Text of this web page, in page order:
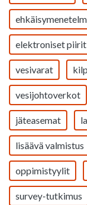
elektroniset piirit
vesivarat
vesijohtoverkot
jäteasemat
lisäävä valmistus
oppimistyylit
survey-tutkimus